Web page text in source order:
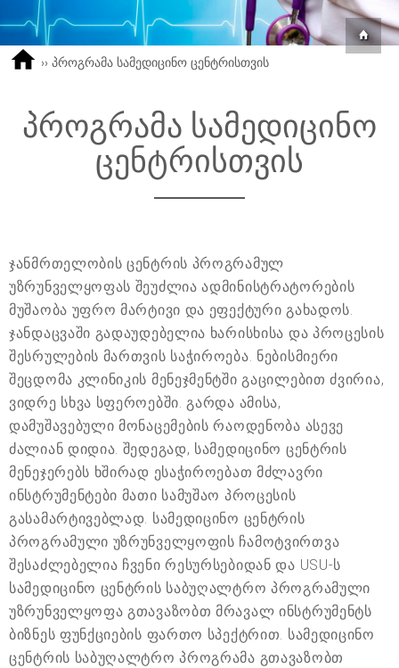
›› პროგრამა სამედიცინო ცენტრისთვის
პროგრამა სამედიცინო
ცენტრისთვის
ჯანმრთელობის ცენტრის პროგრამულ
უზრუნველყოფას შეუძლია ადმინისტრატორების
მუშაობა უფრო მარტივი და ეფექტური გახადოს.
ჯანდაცვაში გადაუდებელია ხარისხისა და პროცესის
შესრულების მართვის საჭიროება. ნებისმიერი
შეცდომა კლინიკის მენეჯმენტში გაცილებით ძვირია,
ვიდრე სხვა სფეროებში. გარდა ამისა,
დამუშავებული მონაცემების რაოდენობა ასევე
ძალიან დიდია. შედეგად, სამედიცინო ცენტრის
მენეჯერებს ხშირად ესაჭიროებათ მძლავრი
ინსტრუმენტები მათი სამუშაო პროცესის
გასამარტივებლად. სამედიცინო ცენტრის
პროგრამული უზრუნველყოფის ჩამოტვირთვა
შესაძლებელია ჩვენი რესურსებიდან და USU-ს
სამედიცინო ცენტრის საბუღალტრო პროგრამული
უზრუნველყოფა გთავაზობთ მრავალ ინსტრუმენტს
ბიზნეს ფუნქციების ფართო სპექტრით. სამედიცინო
ცენტრის საბუღალტრო პროგრამა გთავაზობთ